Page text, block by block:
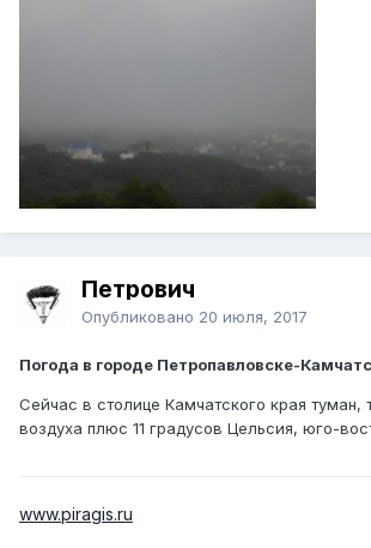
Петрович
Опубликовано 20 июля, 2017
Погода в городе Петропавловске-
Сейчас в столице Камчатского края туман,
воздуха плюс 11 градусов Цельсия, юго-
www.piragis.ru